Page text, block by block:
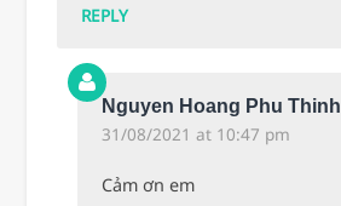
REPLY
Nguyen Hoang Phu Thinh
31/08/2021 at 10:47 pm
Cảm ơn em